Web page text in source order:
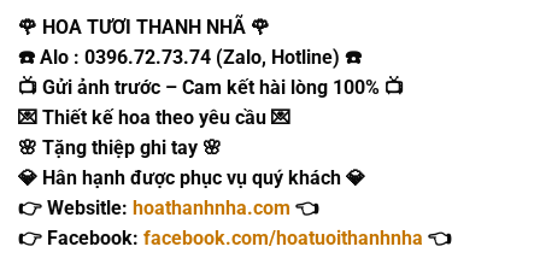
🌹 HOA TƯƠI THANH NHÃ 🌹
☎️ Alo : 0396.72.73.74 (Zalo, Hotline) ☎️
📺 Gửi ảnh trước – Cam kết hài lòng 100% 📺
💌 Thiết kế hoa theo yêu cầu 💌
🌸 Tặng thiệp ghi tay 🌸
💎 Hân hạnh được phục vụ quý khách 💎
👉 Websitle: hoathanhnha.com 👈
👉 Facebook: facebook.com/hoatuoithanhnha 👈